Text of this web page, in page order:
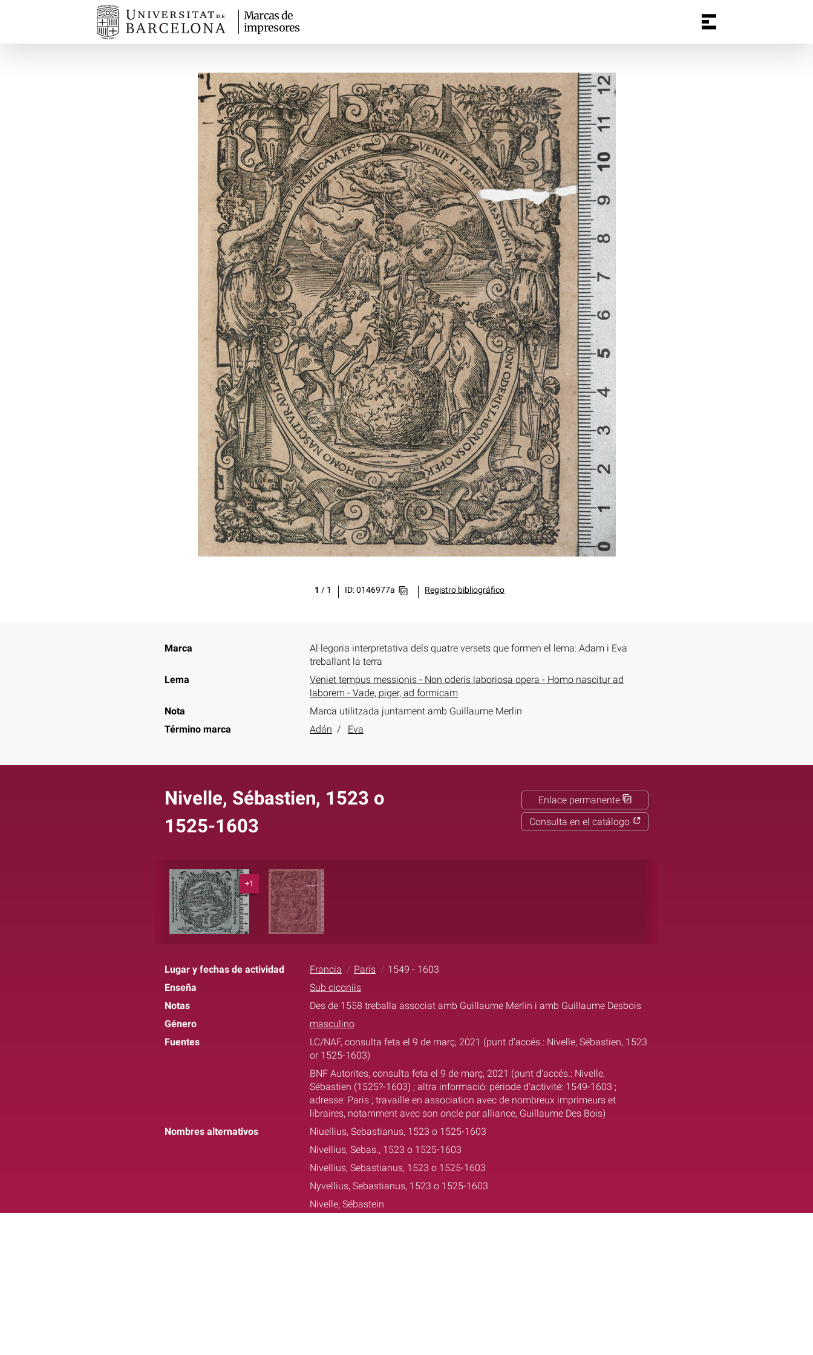
Marcas de
impresores
1 / 1 ID: 0146977a Registro bibliográfico
Marca
Al·legoria interpretativa dels quatre versets que formen el lema: Adam i Eva
treballant la terra
Lema
Veniet tempus messionis - Non oderis laboriosa opera - Homo nascitur ad
laborem - Vade, piger, ad formicam
Nota
Marca utilitzada juntament amb Guillaume Merlin
Término marca
Adán Eva
Nivelle, Sébastien, 1523 o
1525-1603
Enlace permanente
Consulta en el catálogo
+1
Lugar y fechas de actividad Francia París
1549 - 1603
Enseña
Sub ciconiis
Notas
Des de 1558 treballa associat amb Guillaume Merlin i amb Guillaume Desbois
Género
masculino
Fuentes
LC/NAF, consulta feta el 9 de març, 2021 (punt d'accés.: Nivelle, Sébastien, 1523
or 1525-1603)
BNF Autorites, consulta feta el 9 de març, 2021 (punt d'accés.: Nivelle,
Sébastien (1525?-1603) ; altra informació: période d'activité: 1549-1603 ;
adresse: Paris ; travaille en association avec de nombreux imprimeurs et
libraires, notamment avec son oncle par alliance, Guillaume Des Bois)
Nombres alternativos
Niuellius, Sebastianus, 1523 o 1525-1603
Nivellius, Sebas., 1523 o 1525-1603
Nivellius, Sebastianus, 1523 o 1525-1603
Nyvellius, Sebastianus, 1523 o 1525-1603
Nivelle, Sébastein